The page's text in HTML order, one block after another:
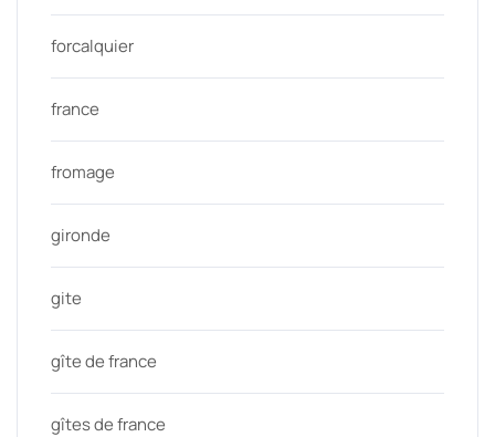
forcalquier
france
fromage
gironde
gite
gîte de france
gîtes de france